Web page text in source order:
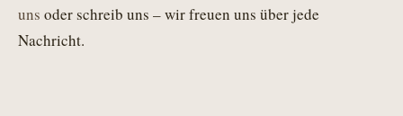
uns oder schreib uns – wir freuen uns über jede
Nachricht.